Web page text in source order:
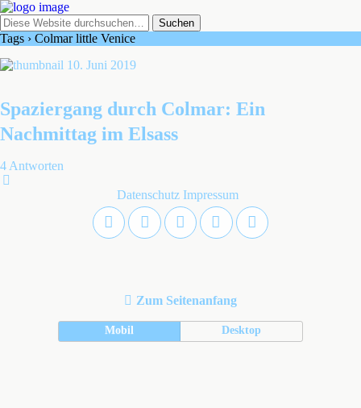
Tags › Colmar little Venice
10. Juni 2019
Spaziergang durch Colmar: Ein
Nachmittag im Elsass
4 Antworten
Datenschutz Impressum
Zum Seitenanfang
Mobil Desktop